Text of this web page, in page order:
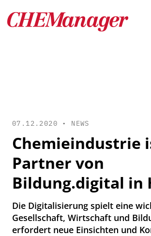
07.12.2020 • NEWS
Chemieindustrie
Partner von
Bildung.digital in
Die Digitalisierung spielt eine
Gesellschaft, Wirtschaft und
erfordert neue Einsichten und